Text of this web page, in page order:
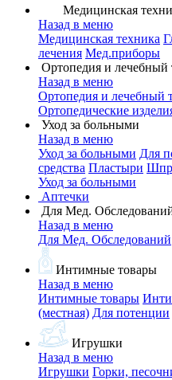
Медицинская
Назад в меню
Медицинская техника
лечения Мед.приборы
Ортопедия и лечебный
Назад в меню
Ортопедия и лечебный
Ортопедические
Уход за больными
Назад в меню
Уход за больными Для
средства Пластыри
Уход за больными
Аптечки
Для Мед.
Назад в меню
Для Мед. Обследований
Интимные товары
Назад в меню
Интимные товары
(местная) Для потенции
Игрушки
Назад в меню
Игрушки Горки,